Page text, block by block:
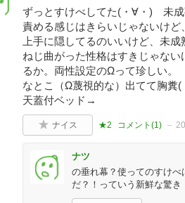
ずっとすけべしてた(・∀・) 未成
責める感じはきらいじゃないけ
上手に隠してるのいいけど、未
ねじ曲がった性格はすきじゃな
るか。両性設定のΩって珍しい
なとこ（Ω蔑視的な）出てて胸
天蓋付ベッド→
ナイス ★2 コメント(1)
ナツ
の垂れ幕？使ってのすけ
だ？！っていう新鮮な驚き